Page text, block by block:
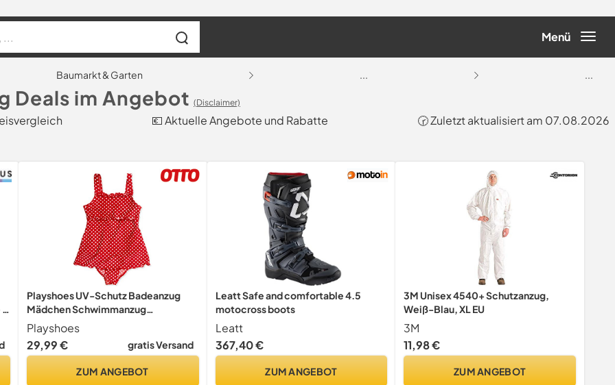
Menü
Baumarkt & Garten ... ...
Deals im Angebot (Disclaimer)
💶 Aktuelle Angebote und Rabatte 🕝 Zuletzt aktualisiert am 07.08.2026
-
Playshoes UV-Schutz Badeanzug
Mädchen Schwimmanzug
Badebekleidung, Punkte mit Rock,
122/128
Playshoes
29,99 €
gratis Versand
ZUM ANGEBOT
Leatt Safe and comfortable 4.5
motocross boots
Leatt
367,40 €
ZUM ANGEBOT
3M Unisex 4540+ Schutzanzug,
Weiß-Blau, XL EU
3M
11,98 €
ZUM ANGEBOT